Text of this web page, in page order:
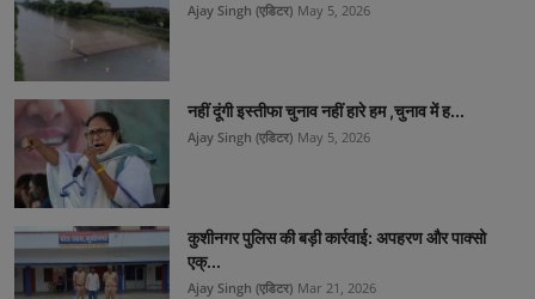
Ajay Singh (एडिटर) May 5, 2026
नहीं दूंगी इस्तीफा चुनाव नहीं हारे हम ,चुनाव में ह...
Ajay Singh (एडिटर) May 5, 2026
कुशीनगर पुलिस की बड़ी कार्रवाई: अपहरण और पाक्सो
एक्...
Ajay Singh (एडिटर) Mar 21, 2026